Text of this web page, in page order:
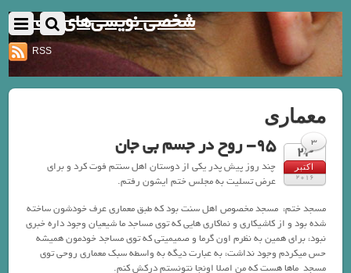
شخصی نویسی‌های یک نفر
RSS
معماری
23
اکتبر
2016
95- روح در جسم بی جان
چند روز پیش پدر یکی از دوستان اهل سنتم فوت کرد و برای
عرض تسلیت به مجلس ختم ایشون رفتم.
مسجد ختم، مسجد مخصوص اهل سنت بود که طبق معماری عرف خودشون ساخته
شده بود و از کاشیکاری و نماکاری هایی که توی مساجد ما شیعیان وجود داره خبری
نبود، برای همین به نظرم اون گرما و صمیمیتی که توی مساجد خودمون همیشه
حس میکردم وجود نداشت، به عبارت دیگه به واسطه سبک معماری روحی توی
مسجد ماها هست که من اصلا اونجا نتونستم درکش کنم.
3